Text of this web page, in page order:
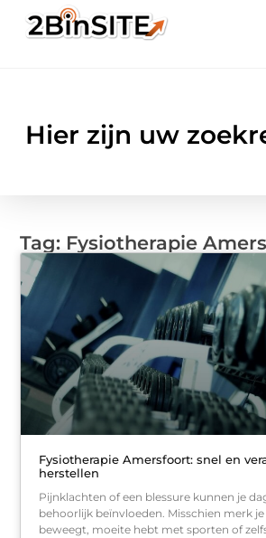
Hier zijn uw
Tag: Fysiotherapie
Fysiotherapie Amersfoort: snel en
herstellen
Pijnklachten of een blessure kunnen je
behoorlijk beïnvloeden. Misschien merk
beweegt, moeite hebt met sporten of